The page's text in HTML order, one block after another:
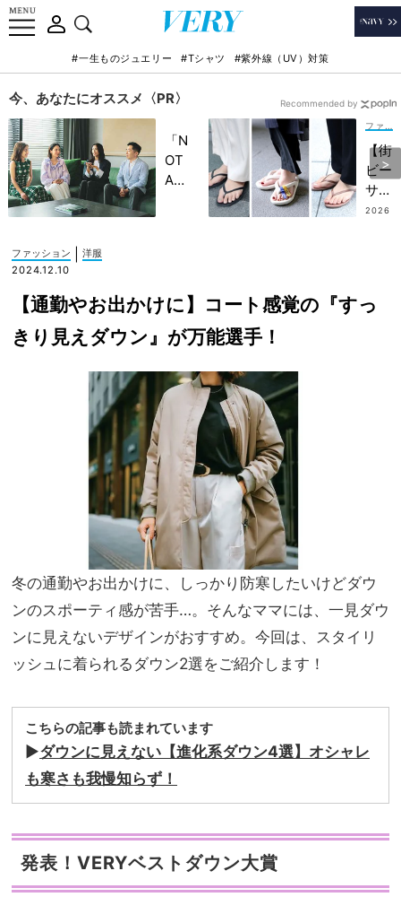
#一生ものジュエリー #Tシャツ #紫外線（UV）対策
今、あなたにオススメ〈PR〉
「N
OT
A
記憶
に一
生残
【極
上の
家族
旅】
を
【街
ビー
サ
ン】
デで
2026
Recommended by
ファッション
洋服
2024.12.10
【通勤やお出かけに】コート感覚の『すっ
きり見えダウン』が万能選手！
冬の通勤やお出かけに、しっかり防寒したいけどダウ
ンのスポーティ感が苦手…。そんなママには、一見ダウ
ンに見えないデザインがおすすめ。今回は、スタイリ
ッシュに着られるダウン2選をご紹介します！
こちらの記事も読まれています
▶︎ダウンに見えない【進化系ダウン4選】オシャレ
も寒さも我慢知らず！
発表！VERYベストダウン大賞